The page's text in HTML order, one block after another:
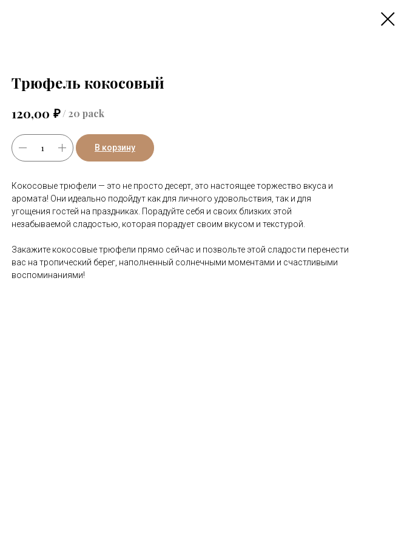
Трюфель кокосовый
120,00 ₽/20 pack
В корзину
Кокосовые трюфели — это не просто десерт, это настоящее торжество вкуса и
аромата! Они идеально подойдут как для личного удовольствия, так и для
угощения гостей на праздниках. Порадуйте себя и своих близких этой
незабываемой сладостью, которая порадует своим вкусом и текстурой.
Закажите кокосовые трюфели прямо сейчас и позвольте этой сладости перенести
вас на тропический берег, наполненный солнечными моментами и счастливыми
воспоминаниями!